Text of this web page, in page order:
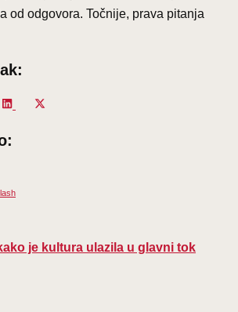
od odgovora. Točnije, prava pitanja
Share
je kultura ulazila u glavni tok